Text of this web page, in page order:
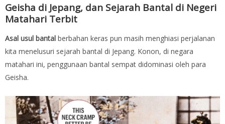
Geisha di Jepang, dan Sejarah Bantal di Negeri
Matahari Terbit
Asal usul bantal berbahan keras pun masih menghiasi perjalanan
kita menelusuri sejarah bantal di Jepang. Konon, di negara
matahari ini, penggunaan bantal sempat didominasi oleh para
Geisha.